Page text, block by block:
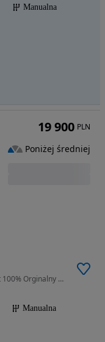
Manualna
1396 cm3 • 90 KM • Hyundai ix20 1.4 Comfort 100% Orginalny mały przebieg 118 tyś
Manualna
19 900 PLN
Poniżej średniej